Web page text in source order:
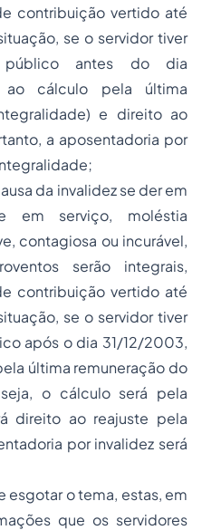
contribuição vertido até
se o servidor tiver
público antes do dia
ao cálculo pela última
e direito ao
a aposentadoria por
invalidez se der em
em serviço, moléstia
contagiosa ou incurável,
serão integrais,
contribuição vertido até
se o servidor tiver
após o dia 31/12/2003,
última remuneração do
o cálculo será pela
direito ao reajuste pela
por invalidez será
o tema, estas, em
que os servidores